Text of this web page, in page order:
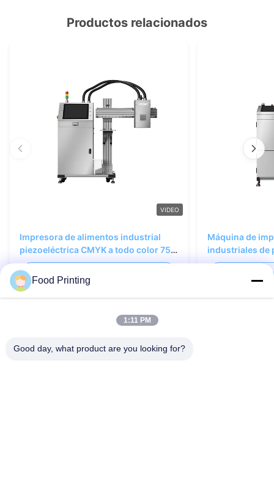
Productos relacionados
VIDEO
Impresora de alimentos industrial
piezoeléctrica CMYK a todo color 75
m/min
CONSULTAR AHORA
Máquina de
industriales de
color Imagen
Food Printing
1:11 PM
Good day, what product are you looking for?